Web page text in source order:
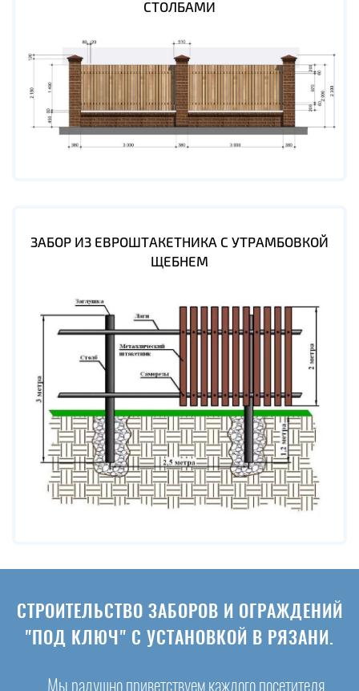
СТОЛБАМИ
ЗАБОР ИЗ ЕВРОШТАКЕТНИКА С УТРАМБОВКОЙ
ЩЕБНЕМ
СТРОИТЕЛЬСТВО ЗАБОРОВ И ОГРАЖДЕНИЙ
"ПОД КЛЮЧ" С УСТАНОВКОЙ В РЯЗАНИ.
Мы радушно приветствуем каждого посетителя